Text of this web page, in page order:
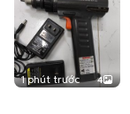
1 phút trước 4